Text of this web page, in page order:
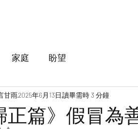
家庭 盼望
正篇》假冒為
甘雨2025年6月13日讀畢需時 3 分鐘